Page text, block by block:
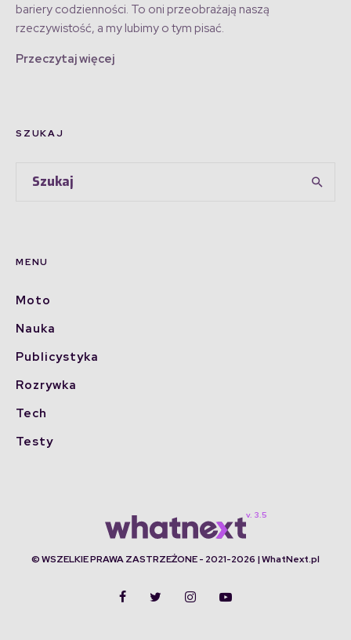
bariery codzienności. To oni przeobrażają naszą
rzeczywistość, a my lubimy o tym pisać.
Przeczytaj więcej
SZUKAJ
MENU
Moto
Nauka
Publicystyka
Rozrywka
Tech
Testy
© WSZELKIE PRAWA ZASTRZEŻONE - 2021-2026 | WhatNext.pl